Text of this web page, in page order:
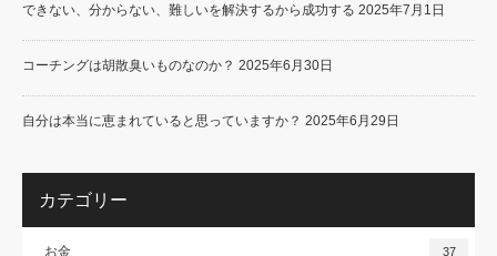
できない、分からない、難しいを解決するから成功する 2025年7月1日
コーチングは胡散臭いものなのか？ 2025年6月30日
自分は本当に恵まれていると思っていますか？ 2025年6月29日
カテゴリー
お金 37